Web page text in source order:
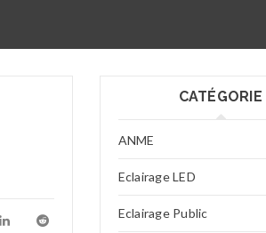
CATÉGORIE
ANME
Eclairage LED
Eclairage Public